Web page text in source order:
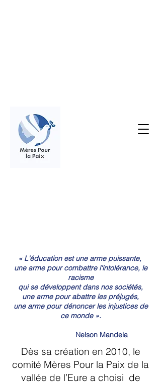
« L'éducation est une arme puissante,
une arme pour combattre l'intolérance, le
racisme
qui se développent dans nos sociétés,
une arme pour abattre les préjugés,
une arme pour dénoncerles injustices de
ce monde ».
Nelson Mandela
Dès sa création en 2010, le
comité Mères Pour la Paix de la
vallée de l’Eure a choisi de